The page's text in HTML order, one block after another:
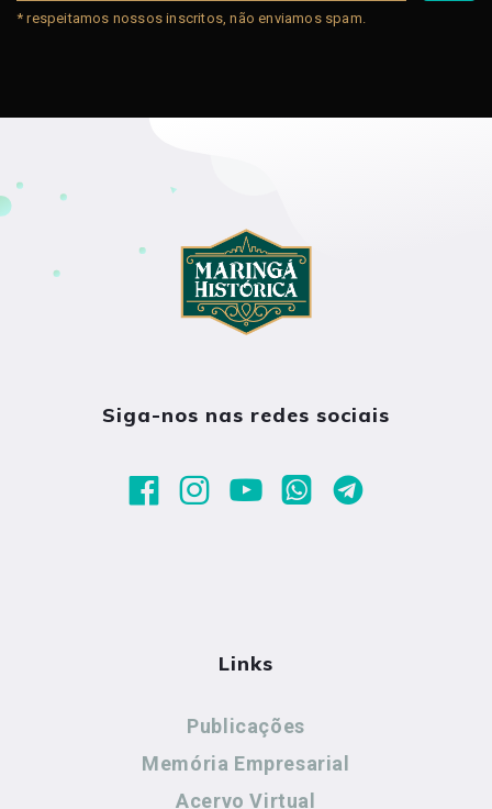
* respeitamos nossos inscritos, não enviamos spam.
Siga-nos nas redes sociais
Links
Publicações
Memória Empresarial
Acervo Virtual